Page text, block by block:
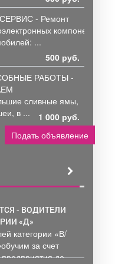
- Ремонт
компонентов
...
500 руб.
РАБОТЫ -
сливные ямы,
в ...
1 000 руб.
Подать объявление
«Д»
категории «В/
за счет
предприятия до...